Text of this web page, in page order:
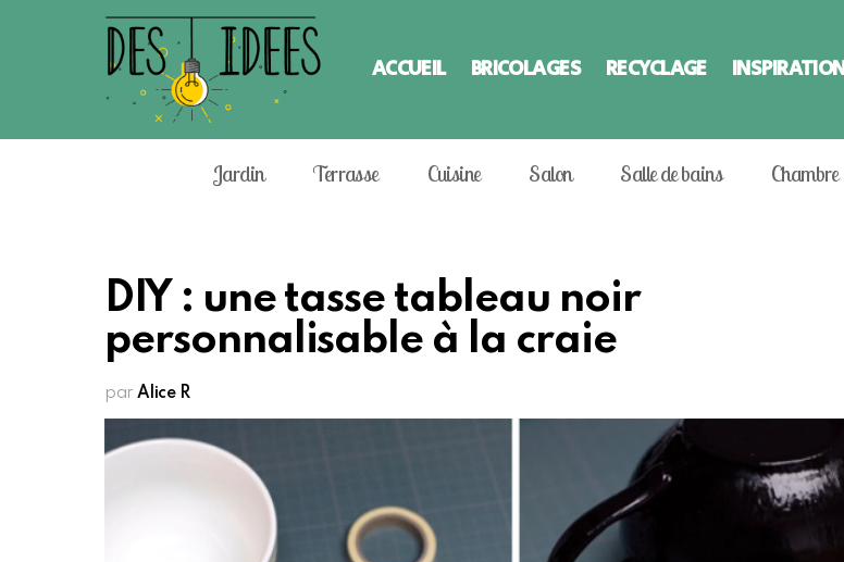
ACCUEIL BRICOLAGES RECYCLAGE
Jardin Terrasse Cuisine Salon Salle de bains Chambre
DIY : une tasse tableau noir
personnalisable à la craie
par Alice R